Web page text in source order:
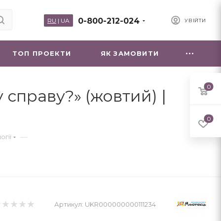
УВІЙТИ
0-800-212-024
RU | UA
ТОП ПРОЕКТИ ЯК ЗАМОВИТИ
(жовтий) |
—
Артикул: UKR000000000111234
0
0